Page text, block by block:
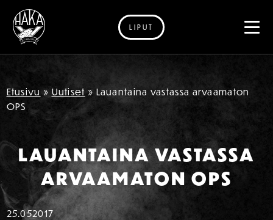
Siirry sisältöön
LIPUT
Etusivu » Uutiset » Lauantaina vastassa arvaamaton
OPS
LAUANTAINA VASTASSA
ARVAAMATON OPS
25.052017